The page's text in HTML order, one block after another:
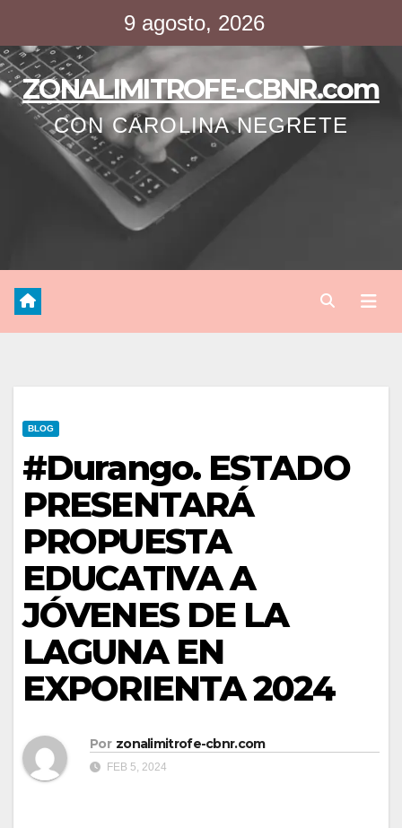
contenido
9 agosto, 2026
ZONALIMITROFE-CBNR.com
CON CAROLINA NEGRETE
BLOG
#Durango. ESTADO
PRESENTARÁ
PROPUESTA
EDUCATIVA A
JÓVENES DE LA
LAGUNA EN
EXPORIENTA 2024
Por zonalimitrofe-cbnr.com
FEB 5, 2024